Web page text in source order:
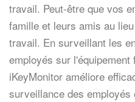
travail. Peut-être que vos
famille et leurs amis au
travail. En surveillant les
employés sur
iKeyMonitor améliore
surveillance des